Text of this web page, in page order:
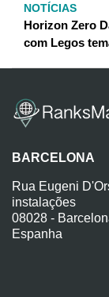
NOTÍCIAS
Horizon Zero
com Legos
BARCELONA
Rua Eugeni
instalações
08028 -
Espanha